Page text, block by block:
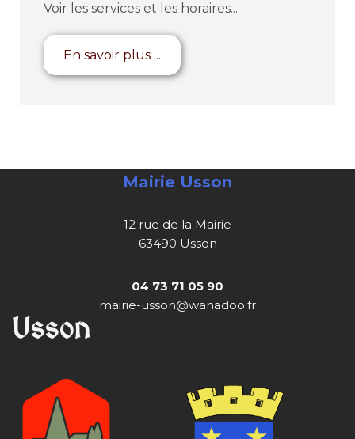
Voir les services et les horaires...
En savoir plus ...
Mairie Usson
12 rue de la Mairie
63490 Usson
04 73 71 05 90
mairie-usson@wanadoo.fr
Usson